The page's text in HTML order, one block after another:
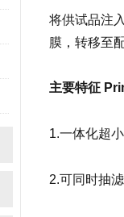
将供试品注
膜，转移至
主要特征
1.一体化超
2.可同时抽